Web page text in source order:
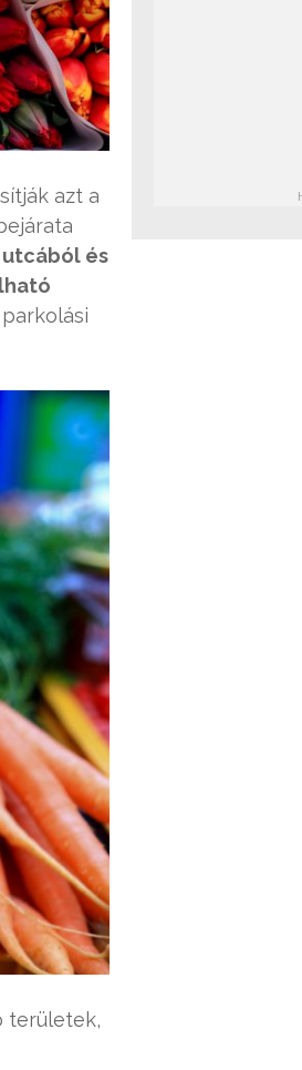
azt a
utcából és
területek,